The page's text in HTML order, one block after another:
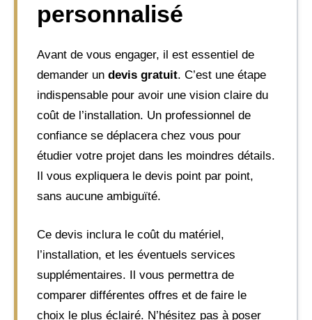
personnalisé
Avant de vous engager, il est essentiel de
demander un devis gratuit. C’est une étape
indispensable pour avoir une vision claire du
coût de l’installation. Un professionnel de
confiance se déplacera chez vous pour
étudier votre projet dans les moindres détails.
Il vous expliquera le devis point par point,
sans aucune ambiguïté.
Ce devis inclura le coût du matériel,
l’installation, et les éventuels services
supplémentaires. Il vous permettra de
comparer différentes offres et de faire le
choix le plus éclairé. N’hésitez pas à poser